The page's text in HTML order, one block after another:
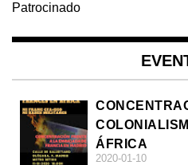
Patrocinado
ÁFRICA
2020-01-10